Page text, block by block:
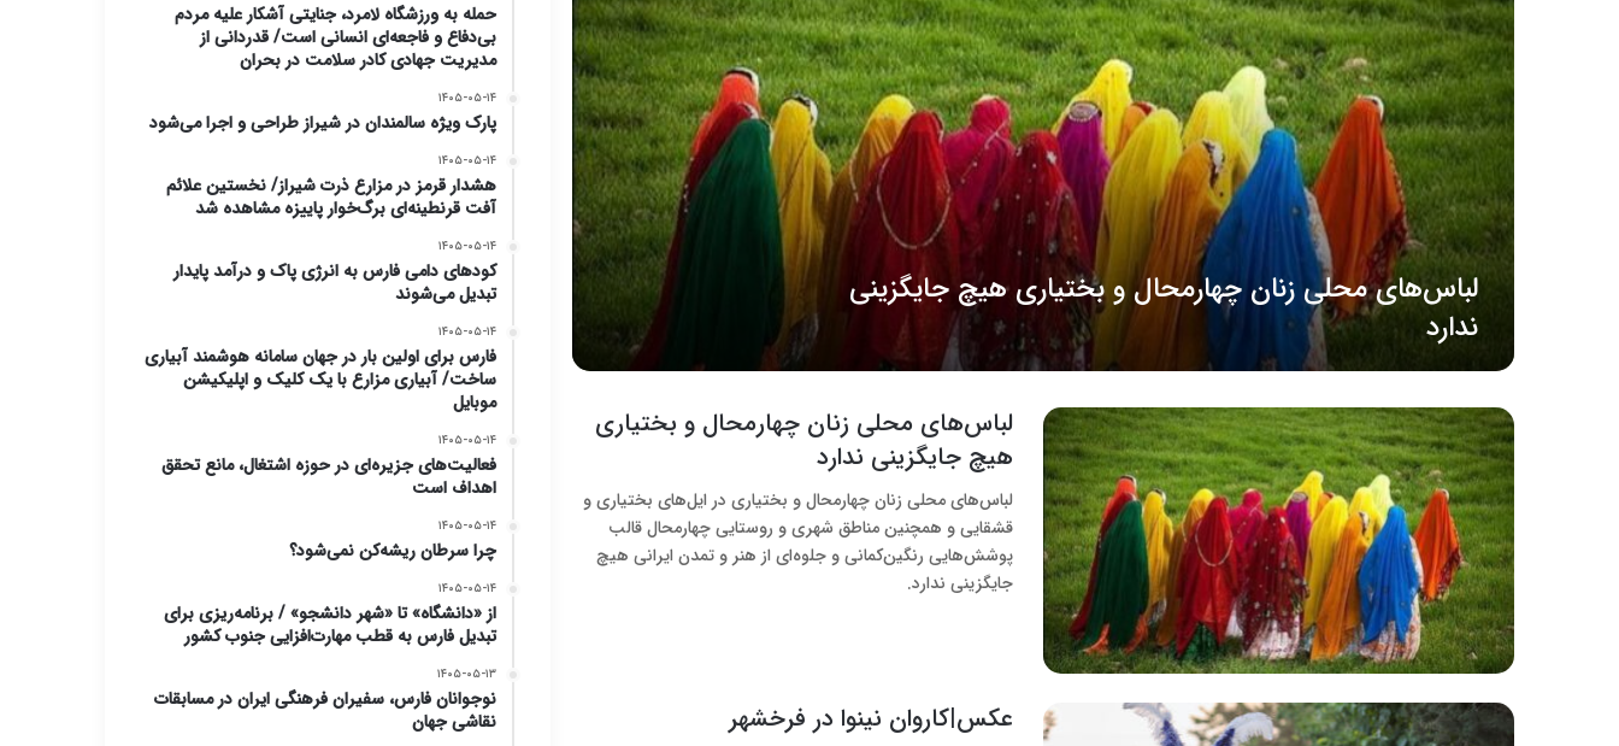
لباس‌های محلی زنان چهارمحال و بختیاری هیچ جایگزینی
ندارد
لباس‌های محلی زنان چهارمحال و بختیاری
هیچ جایگزینی ندارد
لباس‌های محلی زنان چهارمحال و بختیاری در ایل‌های بختیاری و
قشقایی و همچنین مناطق شهری و روستایی چهارمحال قالب
پوشش‌هایی رنگین‌کمانی و جلوه‌ای از هنر و تمدن ایرانی هیچ
جایگزینی ندارد.
عکس|کاروان نینوا در فرخشهر
حمله به ورزشگاه لامرد، جنایتی آشکار علیه مردم
بی‌دفاع و فاجعه‌ای انسانی است/ قدردانی از
مدیریت جهادی کادر سلامت در بحران
۱۴۰۵-۰۵-۱۴
پارک ویژه سالمندان در شیراز طراحی و اجرا می‌شود
۱۴۰۵-۰۵-۱۴
هشدار قرمز در مزارع ذرت شیراز/ نخستین علائم
آفت قرنطینه‌ای برگ‌خوار پاییزه مشاهده شد
۱۴۰۵-۰۵-۱۴
کودهای دامی فارس به انرژی پاک و درآمد پایدار
تبدیل می‌شوند
۱۴۰۵-۰۵-۱۴
فارس برای اولین بار در جهان سامانه هوشمند آبیاری
ساخت/ آبیاری مزارع با یک کلیک و اپلیکیشن
موبایل
۱۴۰۵-۰۵-۱۴
فعالیت‌های جزیره‌ای در حوزه اشتغال، مانع تحقق
اهداف است
۱۴۰۵-۰۵-۱۴
چرا سرطان ریشه‌کن نمی‌شود؟
۱۴۰۵-۰۵-۱۴
از «دانشگاه» تا «شهر دانشجو» / برنامه‌ریزی برای
تبدیل فارس به قطب مهارت‌افزایی جنوب کشور
۱۴۰۵-۰۵-۱۳
نوجوانان فارس، سفیران فرهنگی ایران در مسابقات
نقاشی جهان